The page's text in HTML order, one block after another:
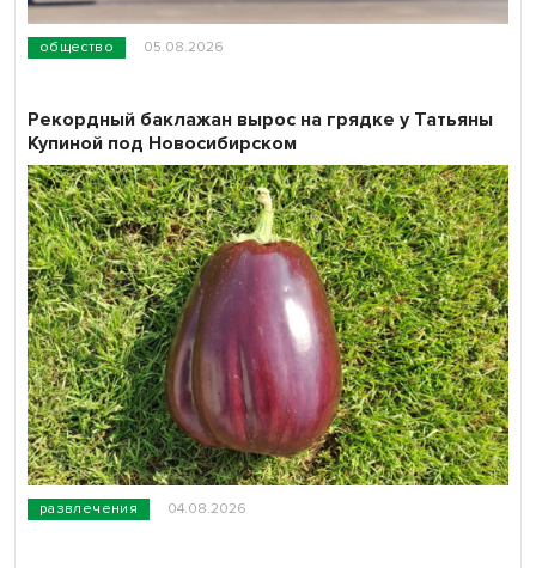
общество 05.08.2026
развлечения 04.08.2026
Рекордный баклажан вырос на грядке у Татьяны
Купиной под Новосибирском